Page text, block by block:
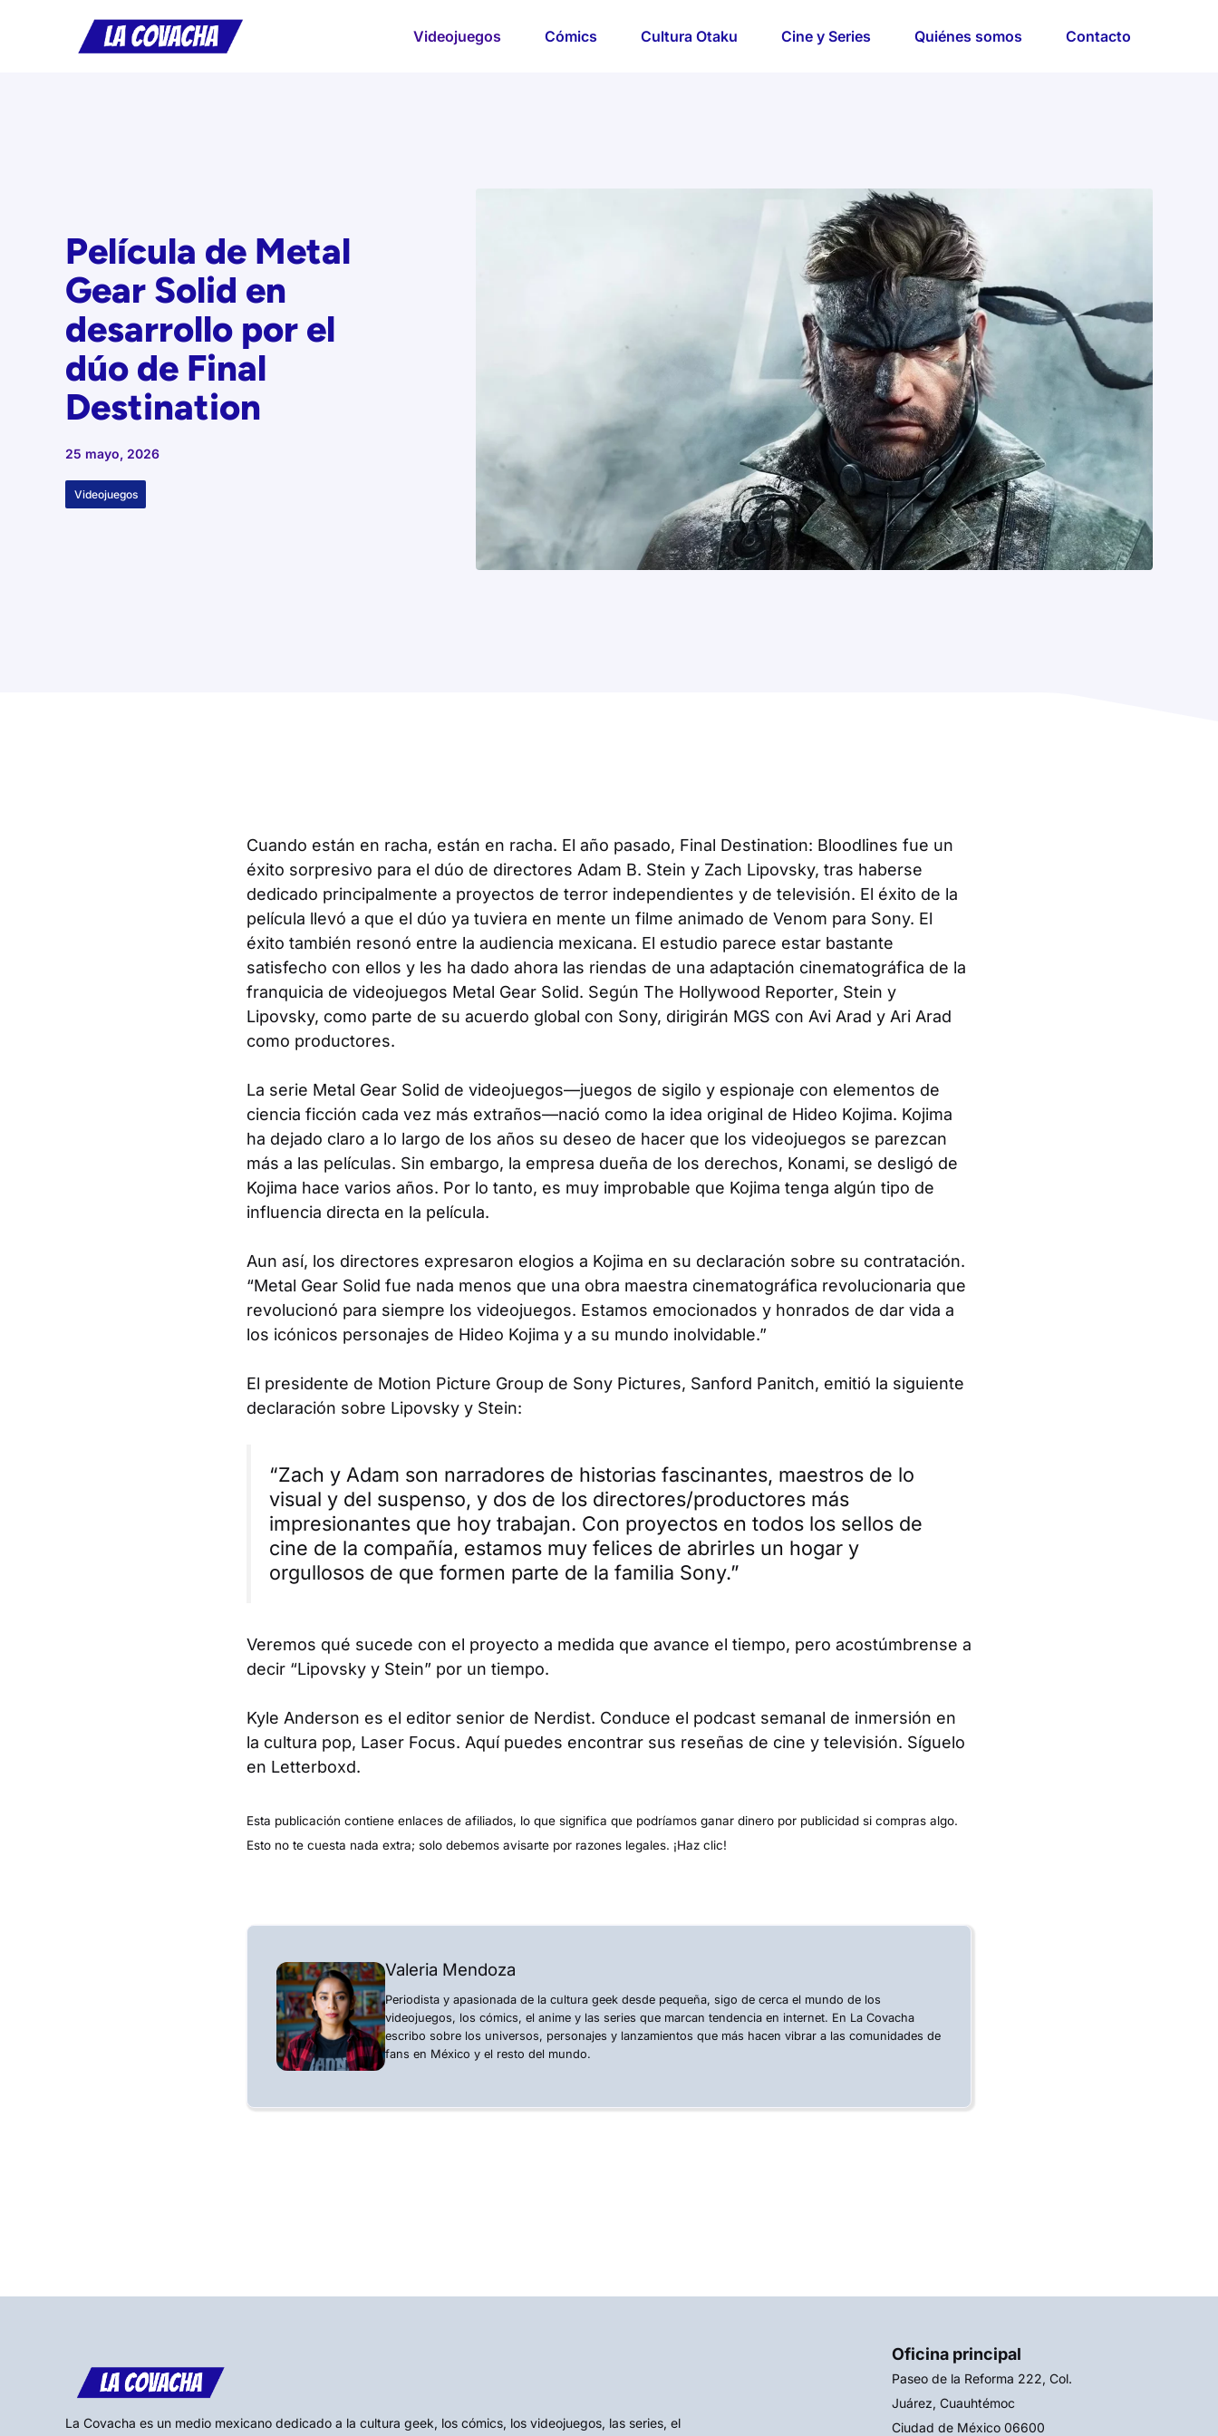
Videojuegos Cómics Cultura Otaku Cine y Series Quiénes somos Contacto
Película de Metal
Gear Solid en
desarrollo por el
dúo de Final
Destination
25 mayo, 2026
Videojuegos
Cuando están en racha, están en racha. El año pasado, Final Destination: Bloodlines fue un
éxito sorpresivo para el dúo de directores Adam B. Stein y Zach Lipovsky, tras haberse
dedicado principalmente a proyectos de terror independientes y de televisión. El éxito de la
película llevó a que el dúo ya tuviera en mente un filme animado de Venom para Sony. El
éxito también resonó entre la audiencia mexicana. El estudio parece estar bastante
satisfecho con ellos y les ha dado ahora las riendas de una adaptación cinematográfica de la
franquicia de videojuegos Metal Gear Solid. Según The Hollywood Reporter, Stein y
Lipovsky, como parte de su acuerdo global con Sony, dirigirán MGS con Avi Arad y Ari Arad
como productores.
La serie Metal Gear Solid de videojuegos—juegos de sigilo y espionaje con elementos de
ciencia ficción cada vez más extraños—nació como la idea original de Hideo Kojima. Kojima
ha dejado claro a lo largo de los años su deseo de hacer que los videojuegos se parezcan
más a las películas. Sin embargo, la empresa dueña de los derechos, Konami, se desligó de
Kojima hace varios años. Por lo tanto, es muy improbable que Kojima tenga algún tipo de
influencia directa en la película.
Aun así, los directores expresaron elogios a Kojima en su declaración sobre su contratación.
“Metal Gear Solid fue nada menos que una obra maestra cinematográfica revolucionaria que
revolucionó para siempre los videojuegos. Estamos emocionados y honrados de dar vida a
los icónicos personajes de Hideo Kojima y a su mundo inolvidable.”
El presidente de Motion Picture Group de Sony Pictures, Sanford Panitch, emitió la siguiente
declaración sobre Lipovsky y Stein:
“Zach y Adam son narradores de historias fascinantes, maestros de lo
visual y del suspenso, y dos de los directores/productores más
impresionantes que hoy trabajan. Con proyectos en todos los sellos de
cine de la compañía, estamos muy felices de abrirles un hogar y
orgullosos de que formen parte de la familia Sony.”
Veremos qué sucede con el proyecto a medida que avance el tiempo, pero acostúmbrense a
decir “Lipovsky y Stein” por un tiempo.
Kyle Anderson es el editor senior de Nerdist. Conduce el podcast semanal de inmersión en
la cultura pop, Laser Focus. Aquí puedes encontrar sus reseñas de cine y televisión. Síguelo
en Letterboxd.
Esta publicación contiene enlaces de afiliados, lo que significa que podríamos ganar dinero por publicidad si compras algo.
Esto no te cuesta nada extra; solo debemos avisarte por razones legales. ¡Haz clic!
Valeria Mendoza
Periodista y apasionada de la cultura geek desde pequeña, sigo de cerca el mundo de los
videojuegos, los cómics, el anime y las series que marcan tendencia en internet. En La Covacha
escribo sobre los universos, personajes y lanzamientos que más hacen vibrar a las comunidades de
fans en México y el resto del mundo.
La Covacha es un medio mexicano dedicado a la cultura geek, los cómics, los videojuegos, las series, el
Oficina principal
Paseo de la Reforma 222, Col.
Juárez, Cuauhtémoc
Ciudad de México 06600